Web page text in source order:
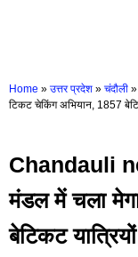
Home » उत्तर प्रदेश » चंदौली »
टिकट चेकिंग अभियान, 1857
Chandauli
मंडल में चला
बेटिकट